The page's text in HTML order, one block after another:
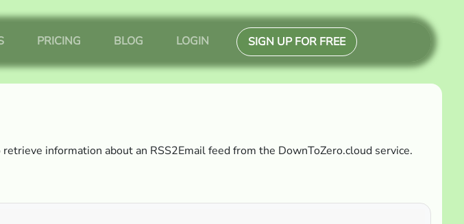
PRICING BLOG LOGIN SIGN UP FOR FREE
information about an RSS2Email feed from the DownToZero.cloud service.